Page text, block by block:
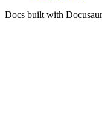
Docs built with